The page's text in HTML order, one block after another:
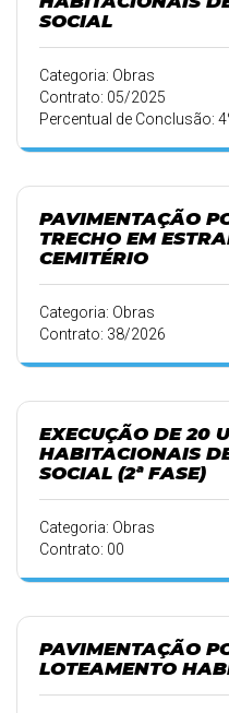
SOCIAL
Categoria: Obras
Contrato: 05/2025
Percentual de Conclusão:
PAVIMENTAÇÃO
TRECHO EM
CEMITÉRIO
Categoria: Obras
Contrato: 38/2026
EXECUÇÃO DE 20
HABITACIONAIS
SOCIAL (2ª FASE)
Categoria: Obras
Contrato: 00
PAVIMENTAÇÃO
LOTEAMENTO